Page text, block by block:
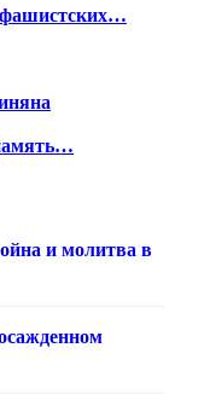
фашистских…
и молитва в